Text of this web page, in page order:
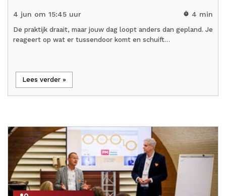
4 jun om 15:45 uur timer 4 min
De praktijk draait, maar jouw dag loopt anders dan gepland. Je
reageert op wat er tussendoor komt en schuift…
Lees verder »